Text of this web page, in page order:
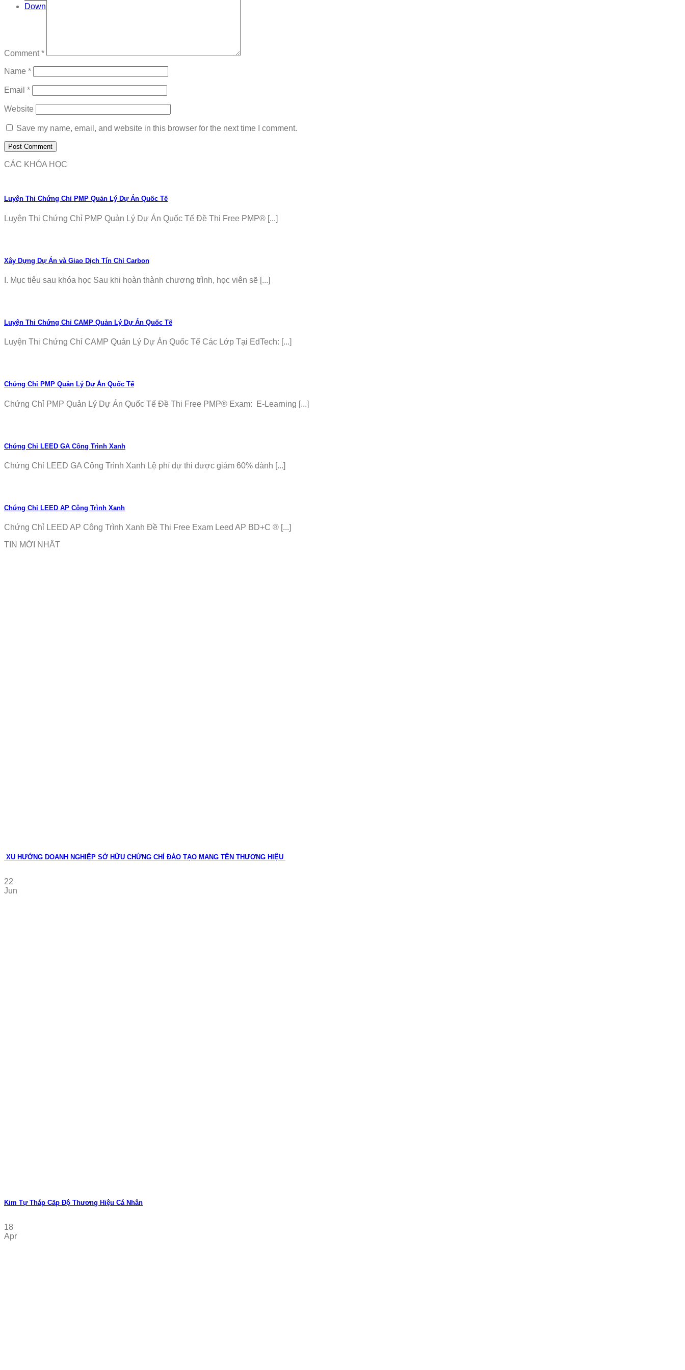
Download
Comment*
Name *
Email *
Website
Save my name, email, and website in this browser for the next time I comment.
CÁC KHÓA HỌC
Luyện Thi Chứng Chỉ PMP Quản Lý Dự Án Quốc Tế
Luyện Thi Chứng Chỉ PMP Quản Lý Dự Án Quốc Tế Đề Thi Free PMP® [...]
Xây Dựng Dự Án và Giao Dịch Tín Chỉ Carbon
I. Mục tiêu sau khóa học Sau khi hoàn thành chương trình, học viên sẽ [...]
Luyện Thi Chứng Chỉ CAMP Quản Lý Dự Án Quốc Tế
Luyện Thi Chứng Chỉ CAMP Quản Lý Dự Án Quốc Tế Các Lớp Tại EdTech: [...]
Chứng Chỉ PMP Quản Lý Dự Án Quốc Tế
Chứng Chỉ PMP Quản Lý Dự Án Quốc Tế Đề Thi Free PMP® Exam: E-Learning [...]
Chứng Chỉ LEED GA Công Trình Xanh
Chứng Chỉ LEED GA Công Trình Xanh Lệ phí dự thi được giảm 60% dành [...]
Chứng Chỉ LEED AP Công Trình Xanh
Chứng Chỉ LEED AP Công Trình Xanh Đề Thi Free Exam Leed AP BD+C ® [...]
TIN MỚI NHẤT
XU HƯỚNG DOANH NGHIỆP SỞ HỮU CHỨNG CHỈ ĐÀO TẠO MANG TÊN THƯƠNG HIỆU
22
Jun
Kim Tự Tháp Cấp Độ Thương Hiệu Cá Nhân
18
Apr